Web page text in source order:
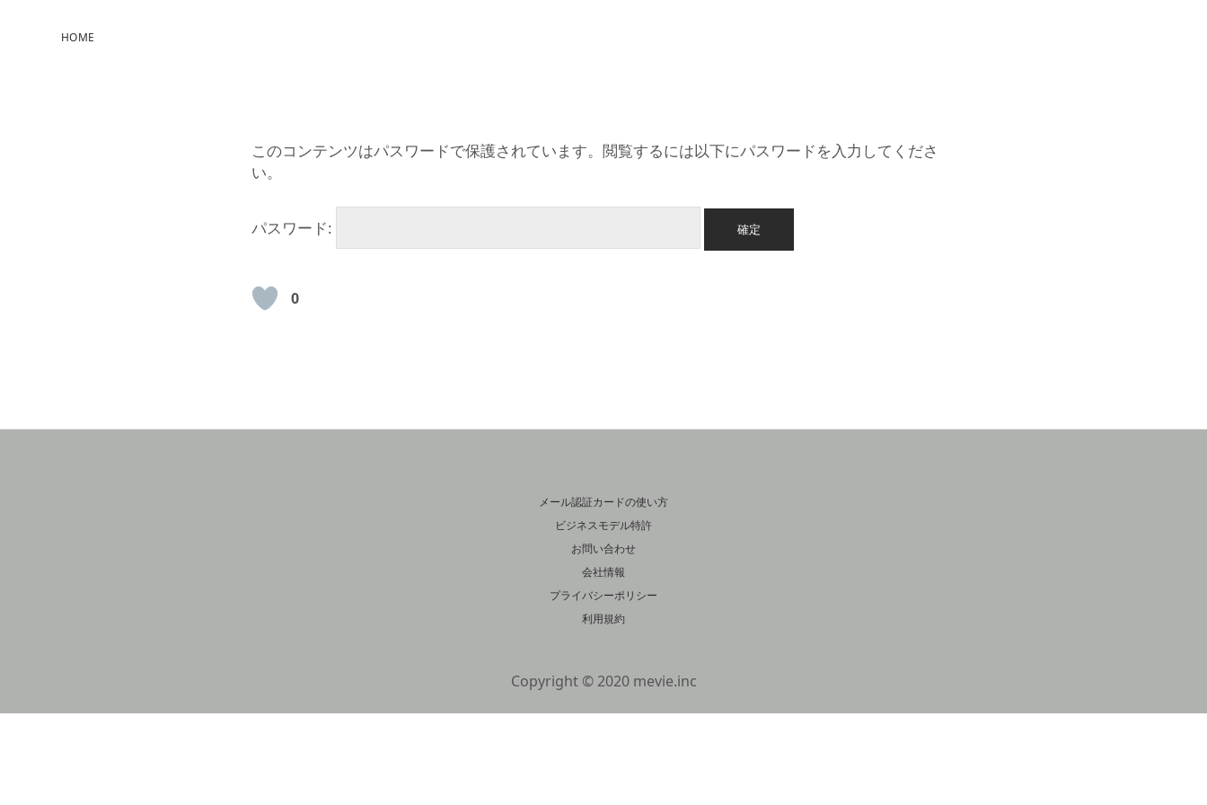
HOME
このコンテンツはパスワードで保護されています。閲覧するには以下にパスワードを入力してくださ
い。
パスワード:
0
メール認証カードの使い方
ビジネスモデル特許
お問い合わせ
会社情報
プライバシーポリシー
利用規約
Copyright © 2020 mevie.inc